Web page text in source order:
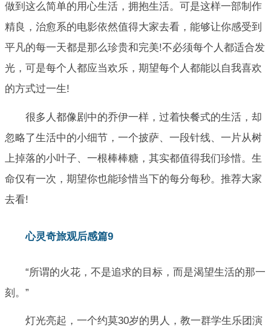
做到这么简单的用心生活，拥抱生活。可是这样一部制作
精良，治愈系的电影依然值得大家去看，能够让你感受到
平凡的每一天都是那么珍贵和完美!不必须每个人都适合发
光，可是每个人都应当欢乐，期望每个人都能以自我喜欢
的方式过一生!
很多人都像剧中的乔伊一样，过着快餐式的生活，却
忽略了生活中的小细节，一个披萨、一段针线、一片从树
上掉落的小叶子、一根棒棒糖，其实都值得我们珍惜。生
命仅有一次，期望你也能珍惜当下的每分每秒。推荐大家
去看!
心灵奇旅观后感篇9
“所谓的火花，不是追求的目标，而是渴望生活的那一
刻。”
灯光亮起，一个约莫30岁的男人，教一群学生乐团演